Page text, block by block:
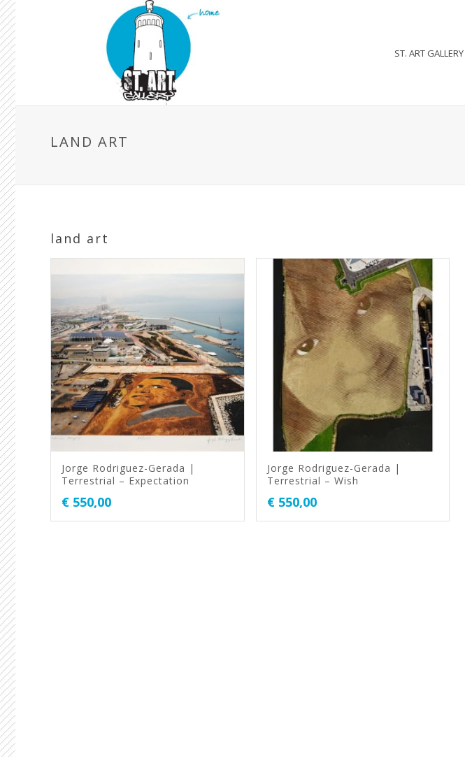
ST. ART GALLERY
LAND ART
land art
Jorge Rodriguez-Gerada |
Terrestrial – Expectation
€ 550,00
Jorge Rodriguez-Gerada |
Terrestrial – Wish
€550,00